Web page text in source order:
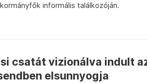
informális találkozóján.
csatát vizionálva indult
elsunnyogja